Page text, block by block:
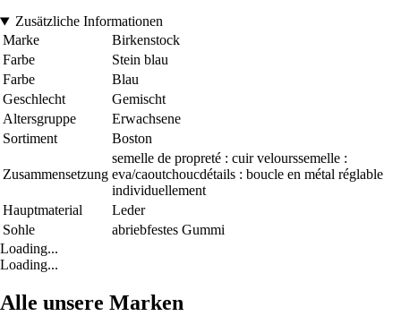
Zusätzliche Informationen
Marke
Birkenstock
Farbe
Stein blau
Farbe
Blau
Geschlecht
Gemischt
Altersgruppe
Erwachsene
Sortiment
Boston
Zusammensetzung
semelle de propreté : cuir velourssemelle :
eva/caoutchoucdétails : boucle en métal réglable
individuellement
Hauptmaterial
Leder
Sohle
abriebfestes Gummi
Loading...
Loading...
Alle unsere Marken